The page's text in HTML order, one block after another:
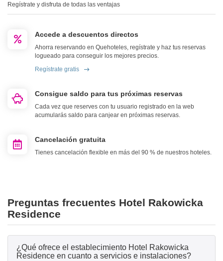
Regístrate y disfruta de todas las ventajas
Accede a descuentos directos
Ahorra reservando en Quehoteles, regístrate y haz tus reservas
logueado para conseguir los mejores precios.
Regístrate gratis
Consigue saldo para tus próximas reservas
Cada vez que reserves con tu usuario registrado en la web
acumularás saldo para canjear en próximas reservas.
Cancelación gratuita
Tienes cancelación flexible en más del 90 % de nuestros hoteles.
Preguntas frecuentes Hotel Rakowicka
Residence
¿Qué ofrece el establecimiento Hotel Rakowicka
Residence en cuanto a servicios e instalaciones?